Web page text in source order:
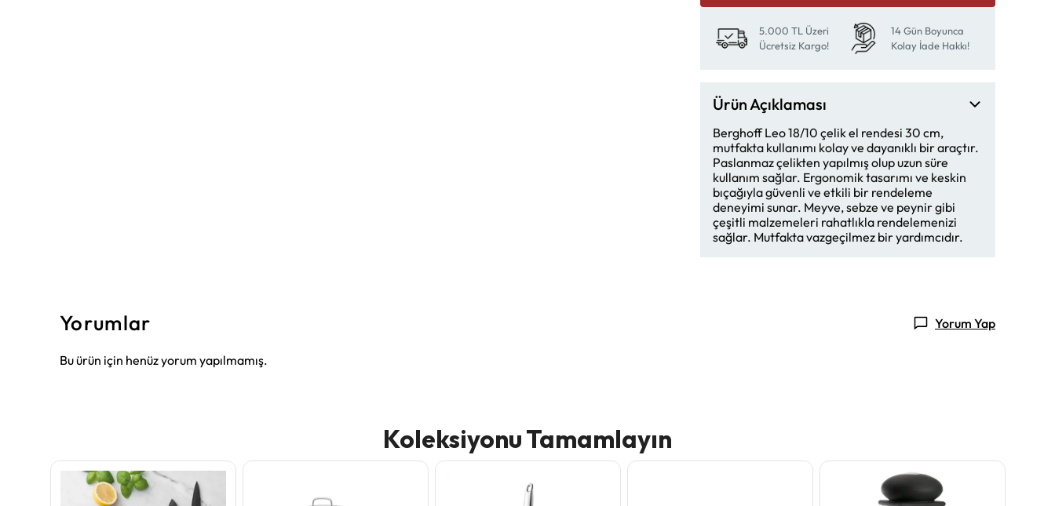
5.000 TL Üzeri
Ücretsiz Kargo!
14 Gün Boyunca
Kolay İade Hakkı!
Ürün Açıklaması
Berghoff Leo 18/10 çelik el rendesi 30 cm,
mutfakta kullanımı kolay ve dayanıklı bir araçtır.
Paslanmaz çelikten yapılmış olup uzun süre
kullanım sağlar. Ergonomik tasarımı ve keskin
bıçağıyla güvenli ve etkili bir rendeleme
deneyimi sunar. Meyve, sebze ve peynir gibi
çeşitli malzemeleri rahatlıkla rendelemenizi
sağlar. Mutfakta vazgeçilmez bir yardımcıdır.
Yorumlar Yorum Yap
Bu ürün için henüz yorum yapılmamış.
Koleksiyonu Tamamlayın